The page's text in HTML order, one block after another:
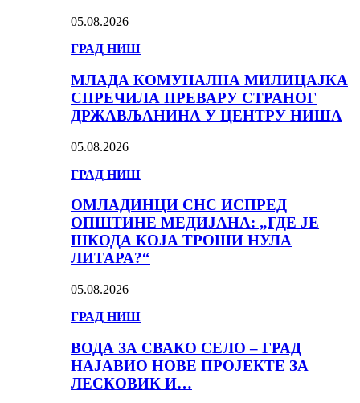
05.08.2026
ГРАД НИШ
МЛАДА КОМУНАЛНА МИЛИЦАЈКА
СПРЕЧИЛА ПРЕВАРУ СТРАНОГ
ДРЖАВЉАНИНА У ЦЕНТРУ НИША
05.08.2026
ГРАД НИШ
ОМЛАДИНЦИ СНС ИСПРЕД
ОПШТИНЕ МЕДИЈАНА: „ГДЕ ЈЕ
ШКОДА КОЈА ТРОШИ НУЛА
ЛИТАРА?“
05.08.2026
ГРАД НИШ
ВОДА ЗА СВАКО СЕЛО – ГРАД
НАЈАВИО НОВЕ ПРОЈЕКТЕ ЗА
ЛЕСКОВИК И…